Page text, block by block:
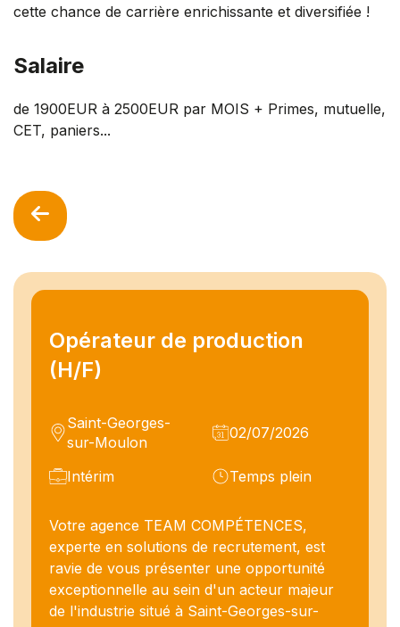
Opérateur de production
(H/F)
Saint-Georges-
sur-Moulon
02/07/2026
Intérim Temps plein
Votre agence TEAM COMPÉTENCES,
experte en solutions de recrutement, est
ravie de vous présenter une opportunité
exceptionnelle au sein d'un acteur majeur
de l'industrie situé à Saint-Georges-sur-
cette chance de carrière enrichissante et diversifiée !
Salaire
de 1900EUR à 2500EUR par MOIS + Primes, mutuelle,
CET, paniers...